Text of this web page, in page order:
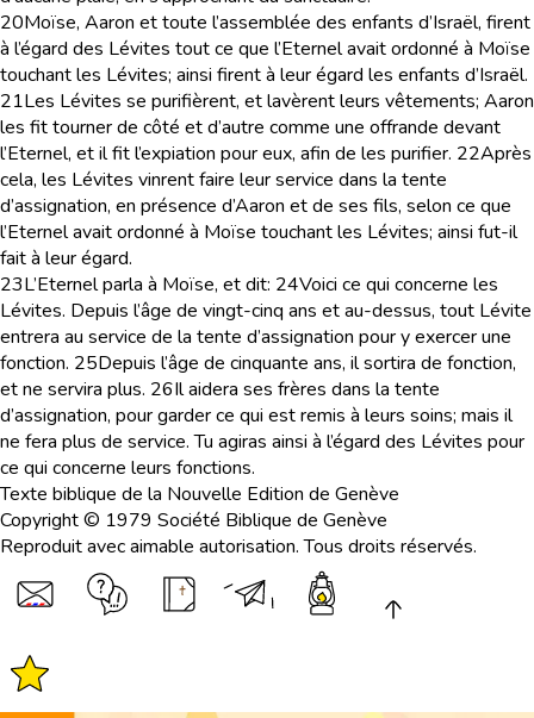
20Moïse, Aaron et toute l’assemblée des enfants d’Israël, firent
à l’égard des Lévites tout ce que l’Eternel avait ordonné à Moïse
touchant les Lévites; ainsi firent à leur égard les enfants d’Israël.
21Les Lévites se purifièrent, et lavèrent leurs vêtements; Aaron
les fit tourner de côté et d’autre comme une offrande devant
l’Eternel, et il fit l’expiation pour eux, afin de les purifier. 22Après
cela, les Lévites vinrent faire leur service dans la tente
d’assignation, en présence d’Aaron et de ses fils, selon ce que
l’Eternel avait ordonné à Moïse touchant les Lévites; ainsi fut-il
fait à leur égard.
23L’Eternel parla à Moïse, et dit: 24Voici ce qui concerne les
Lévites. Depuis l’âge de vingt-cinq ans et au-dessus, tout Lévite
entrera au service de la tente d’assignation pour y exercer une
fonction. 25Depuis l’âge de cinquante ans, il sortira de fonction,
et ne servira plus. 26Il aidera ses frères dans la tente
d’assignation, pour garder ce qui est remis à leurs soins; mais il
ne fera plus de service. Tu agiras ainsi à l’égard des Lévites pour
ce qui concerne leurs fonctions.
Texte biblique de la Nouvelle Edition de Genève
Copyright © 1979 Société Biblique de Genève
Reproduit avec aimable autorisation. Tous droits réservés.